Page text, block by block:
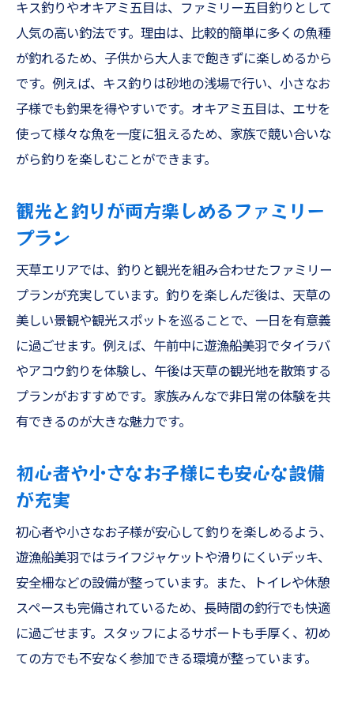
キス釣りやオキアミ五目は、ファミリー五目釣りとして
人気の高い釣法です。理由は、比較的簡単に多くの魚種
が釣れるため、子供から大人まで飽きずに楽しめるから
です。例えば、キス釣りは砂地の浅場で行い、小さなお
子様でも釣果を得やすいです。オキアミ五目は、エサを
使って様々な魚を一度に狙えるため、家族で競い合いな
がら釣りを楽しむことができます。
観光と釣りが両方楽しめるファミリー
プラン
天草エリアでは、釣りと観光を組み合わせたファミリー
プランが充実しています。釣りを楽しんだ後は、天草の
美しい景観や観光スポットを巡ることで、一日を有意義
に過ごせます。例えば、午前中に遊漁船美羽でタイラバ
やアコウ釣りを体験し、午後は天草の観光地を散策する
プランがおすすめです。家族みんなで非日常の体験を共
有できるのが大きな魅力です。
初心者や小さなお子様にも安心な設備
が充実
初心者や小さなお子様が安心して釣りを楽しめるよう、
遊漁船美羽ではライフジャケットや滑りにくいデッキ、
安全柵などの設備が整っています。また、トイレや休憩
スペースも完備されているため、長時間の釣行でも快適
に過ごせます。スタッフによるサポートも手厚く、初め
ての方でも不安なく参加できる環境が整っています。